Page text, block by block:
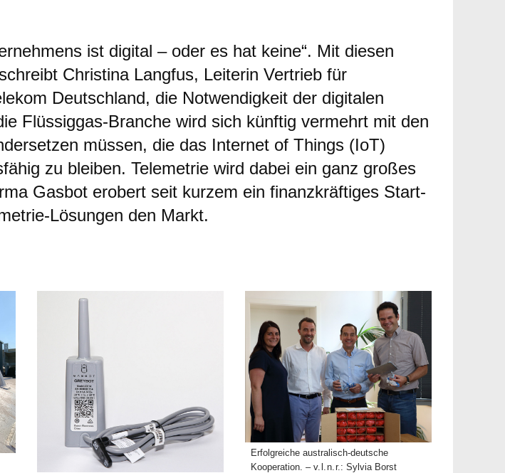
ist digital – oder es hat keine“. Mit diesen
Christina Langfus, Leiterin Vertrieb für
Deutschland, die Notwendigkeit der digitalen
Flüssiggas-Branche wird sich künftig vermehrt mit den
müssen, die das Internet of Things (IoT)
zu bleiben. Telemetrie wird dabei ein ganz großes
Gasbot erobert seit kurzem ein finanzkräftiges Start-
Lösungen den Markt.
Erfolgreiche australisch-deutsche
Kooperation. – v. l. n. r.: Sylvia Borst